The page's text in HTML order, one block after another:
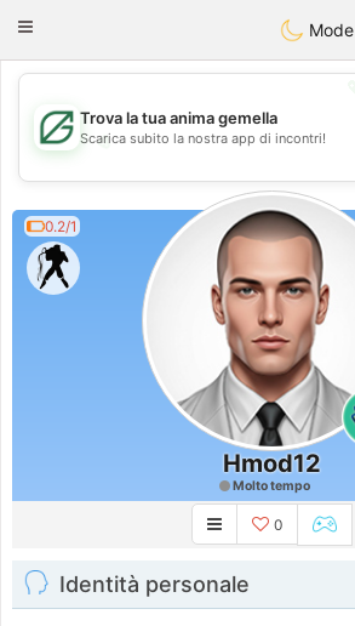
Dating
Toggle
Mode
💖
💕
Trova la tua anima gemella
Scarica subito la nostra app di incontri!
0.2/1
Hmod12
Molto tempo
0
Identità personale